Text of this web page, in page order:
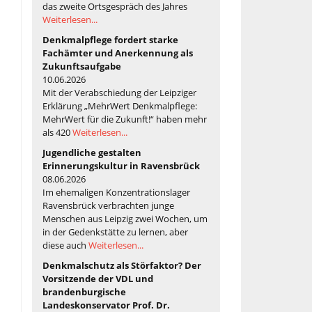
das zweite Ortsgespräch des Jahres
Weiterlesen...
Denkmalpflege fordert starke
Fachämter und Anerkennung als
Zukunftsaufgabe
10.06.2026
Mit der Verabschiedung der Leipziger
Erklärung „MehrWert Denkmalpflege:
MehrWert für die Zukunft!“ haben mehr
als 420Weiterlesen...
Jugendliche gestalten
Erinnerungskultur in Ravensbrück
08.06.2026
Im ehemaligen Konzentrationslager
Ravensbrück verbrachten junge
Menschen aus Leipzig zwei Wochen, um
in der Gedenkstätte zu lernen, aber
diese auch Weiterlesen...
Denkmalschutz als Störfaktor? Der
Vorsitzende der VDL und
brandenburgische
Landeskonservator Prof. Dr.